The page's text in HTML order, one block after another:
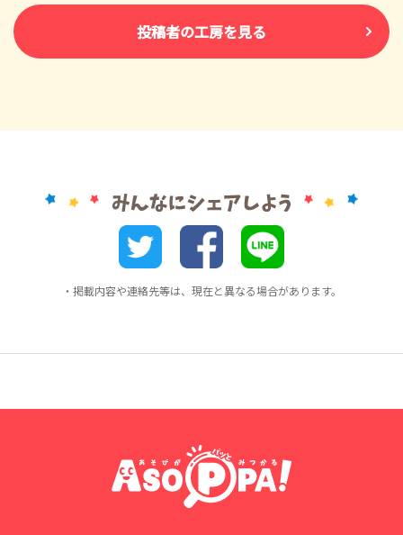
投稿者の工房を見る
・掲載内容や連絡先等は、現在と異なる場合があります。